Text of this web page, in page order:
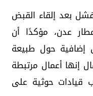
بعد إلقاء القبض
عدن، مؤكدًا أن
إضافية حول طبيعة
إنها أعمال مرتبطة
قيادات حوثية على